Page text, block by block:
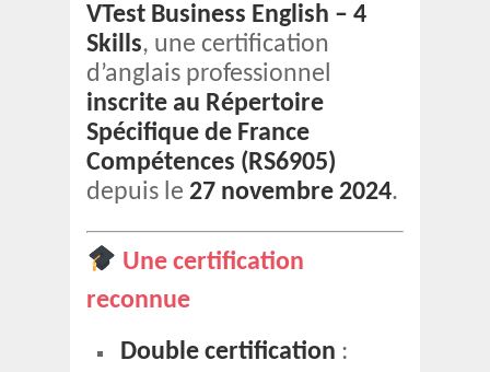
VTest Business English – 4
Skills, une certification
d’anglais professionnel
inscrite au Répertoire
Spécifique de France
Compétences (RS6905)
depuis le 27 novembre 2024.
Une certification
reconnue
Double certification :